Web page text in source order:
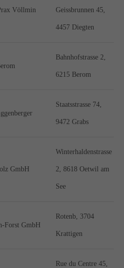
penatibus et magnis
Völlmin Geissbrunnen 45,
4457 Diegten
Bahnhofstrasse 2,
6215 Berom
Staatsstrasse 74,
9472 Grabs
GmbH
Winterhaldenstrasse
2, 8618 Oetwil am
See
Forst GmbH
Rotenb, 3704
Krattigen
Rue du Centre 45,